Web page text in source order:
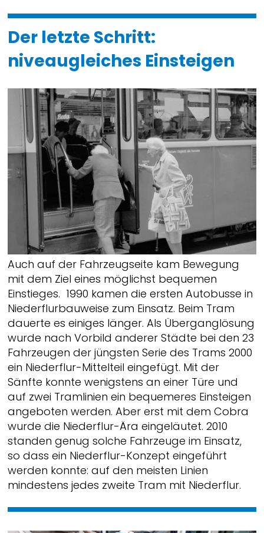
Der letzte Schritt:
niveaugleiches Einsteigen
Auch auf der Fahrzeugseite kam Bewegung
mit dem Ziel eines möglichst bequemen
Einstieges. 1990 kamen die ersten Autobusse in
Niederflurbauweise zum Einsatz. Beim Tram
dauerte es einiges länger. Als Überganglösung
wurde nach Vorbild anderer Städte bei den 23
Fahrzeugen der jüngsten Serie des Trams 2000
ein Niederflur-Mittelteil eingefügt. Mit der
Sänfte konnte wenigstens an einer Türe und
auf zwei Tramlinien ein bequemeres Einsteigen
angeboten werden. Aber erst mit dem Cobra
wurde die Niederflur-Ära eingeläutet. 2010
standen genug solche Fahrzeuge im Einsatz,
so dass ein Niederflur-Konzept eingeführt
werden konnte: auf den meisten Linien
mindestens jedes zweite Tram mit Niederflur.